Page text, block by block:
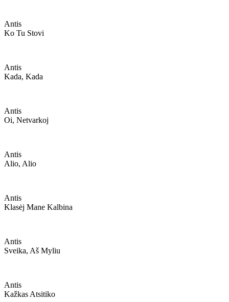
Antis
Ko Tu Stovi
Antis
Kada, Kada
Antis
Oi, Netvarkoj
Antis
Alio, Alio
Antis
Klasėj Mane Kalbina
Antis
Sveika, Aš Myliu
Antis
Kažkas Atsitiko